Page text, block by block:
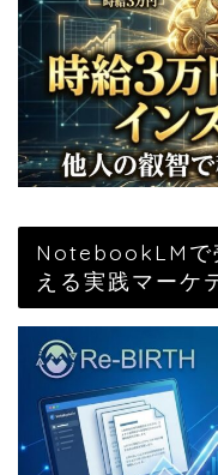
NotebookLMで
える実践マーケ